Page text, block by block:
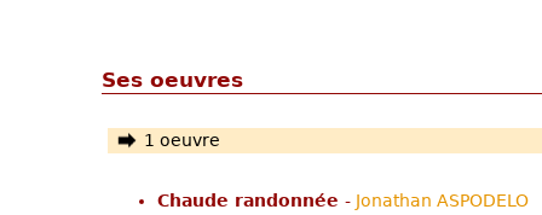
Ses oeuvres
1 oeuvre
Chaude randonnée - Jonathan ASPODELO